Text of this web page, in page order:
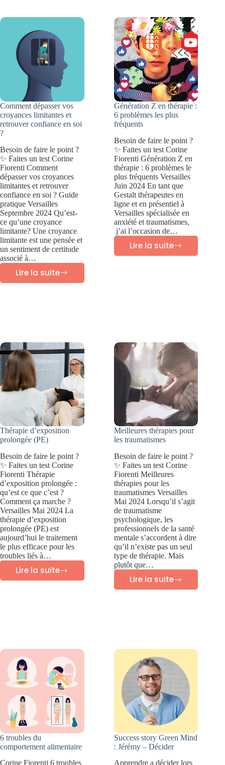
PSYCHOLOGIQUE
Guide
des
parents
Comment dépasser vos
croyances limitantes et
retrouver confiance en soi
?
Besoin de faire le point ?
✨ Faites un test Corine
Fiorenti Comment
dépasser vos croyances
limitantes et retrouver
confiance en soi ? Guide
pratique Versailles
Septembre 2024 Qu’est-
ce qu’une croyance
limitante? Une croyance
limitante est une pensée et
un sentiment de certitude
associé à…
Lire la suite
et
retrouver
confiance
en
soi
?
Génération Z en thérapie :
6 problèmes les plus
fréquents
Besoin de faire le point ?
✨ Faites un test Corine
Fiorenti Génération Z en
thérapie : 6 problèmes le
plus fréquents Versailles
Juin 2024 En tant que
Gestalt thérapeutes en
ligne et en présentiel à
Versailles spécialisée en
anxiété et traumatismes,
j’ai l’occasion de…
Lire la suite
Génération
problèmes
les
plus
fréquents
Thérapie d’exposition
prolongée (PE)
Besoin de faire le point ?
✨ Faites un test Corine
Fiorenti Thérapie
d’exposition prolongée :
qu’est ce que c’est ?
Comment ça marche ?
Versailles Mai 2024 La
thérapie d’exposition
prolongée (PE) est
aujourd’hui le traitement
le plus efficace pour les
troubles liés à…
Lire la suite
Meilleures thérapies pour
les traumatismes
Besoin de faire le point ?
✨ Faites un test Corine
Fiorenti Meilleures
thérapies pour les
traumatismes Versailles
Mai 2024 Lorsqu’il s’agit
de traumatisme
psychologique, les
professionnels de la santé
mentale s’accordent à dire
qu’il n’existe pas un seul
type de thérapie. Mais
plutôt que…
Lire la suite
traumatismes
6 troubles du
comportement alimentaire
Corine Fiorenti 6 troubles
Success story Green Mind
: Jérémy – Décider
Apprendre a décider lors